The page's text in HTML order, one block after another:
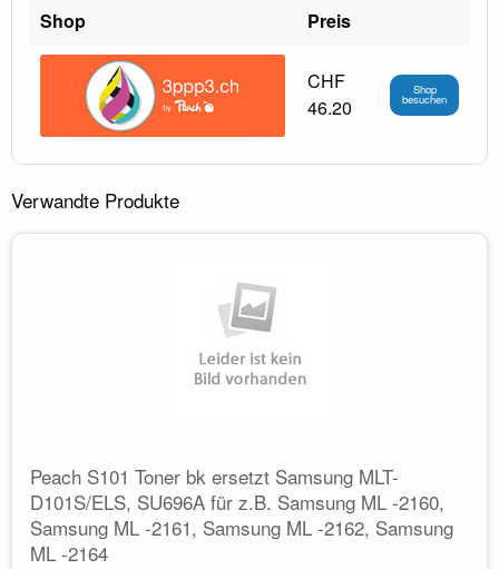
Shop Preis
CHF
46.20
Shop
besuchen
Verwandte Produkte
Peach S101 Toner bk ersetzt Samsung MLT-
D101S/ELS, SU696A für z.B. Samsung ML -2160,
Samsung ML -2161, Samsung ML -2162, Samsung
ML -2164